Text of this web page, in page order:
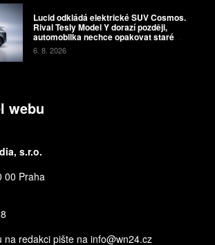
Lucid odkládá elektrické SUV Cosmos.
Rival Tesly Model Y dorazí později,
automobilka nechce opakovat staré
chyby
6. 8. 2026
webu
s.r.o.
00 Praha
na redakci pište na info@wn24.cz